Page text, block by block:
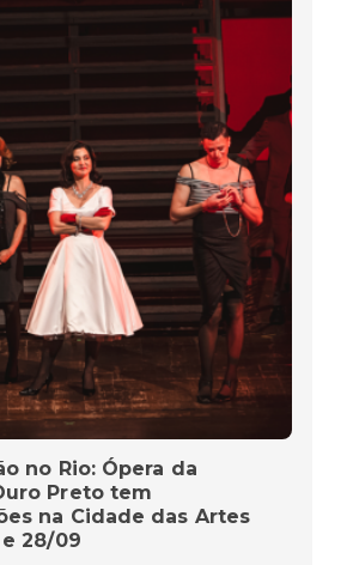
no Rio: Ópera da
Preto tem
na Cidade das Artes
28/09